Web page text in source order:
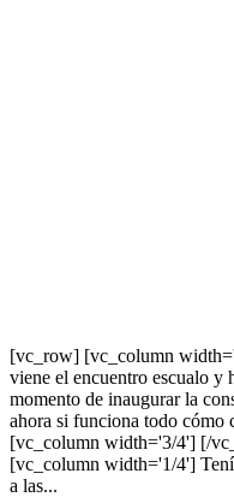
[vc_row] [vc_column
viene el encuentro escualo y
momento de inaugurar la
ahora si funciona todo cómo
[vc_column width='3/4'] [/
[vc_column width='1/4']
a las...